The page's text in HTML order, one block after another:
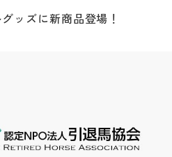
ッズに新商品登場！